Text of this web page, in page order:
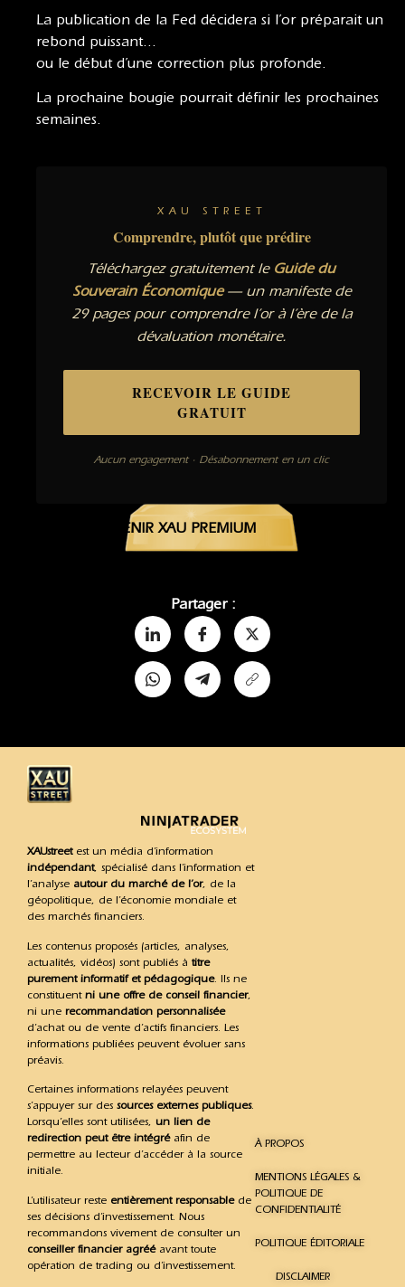
La publication de la Fed décidera si l’or préparait un
rebond puissant…
ou le début d’une correction plus profonde.
La prochaine bougie pourrait définir les prochaines
semaines.
XAU STREET
Comprendre, plutôt que prédire
Téléchargez gratuitement le Guide du
Souverain Économique— un manifeste de
29 pages pour comprendre l’or à l’ère de la
dévaluation monétaire.
RECEVOIR LE GUIDE
GRATUIT
Aucun engagement · Désabonnement en un clic
DEVENIR XAU PREMIUM
Partager :
XAUstreetest un média d’information
indépendant, spécialisé dans l’information et
l’analyse autour du marché de l’or, de la
géopolitique, de l’économie mondiale et
des marchés financiers.
Les contenus proposés (articles, analyses,
actualités, vidéos) sont publiés à titre
purement informatif et pédagogique. Ils ne
constituent ni une offre de conseil financier,
ni une recommandation personnalisée
d’achat ou de vente d’actifs financiers. Les
informations publiées peuvent évoluer sans
préavis.
Certaines informations relayées peuvent
s’appuyer sur des sources externes publiques.
Lorsqu’elles sont utilisées, un lien de
redirection peut être intégréafin de
permettre au lecteur d’accéder à la source
initiale.
L’utilisateur reste entièrement responsablede
ses décisions d’investissement. Nous
recommandons vivement de consulter un
conseiller financier agrééavant toute
opération de trading ou d’investissement.
À PROPOS
MENTIONS LÉGALES &
POLITIQUE DE
CONFIDENTIALITÉ
POLITIQUE ÉDITORIALE
DISCLAIMER